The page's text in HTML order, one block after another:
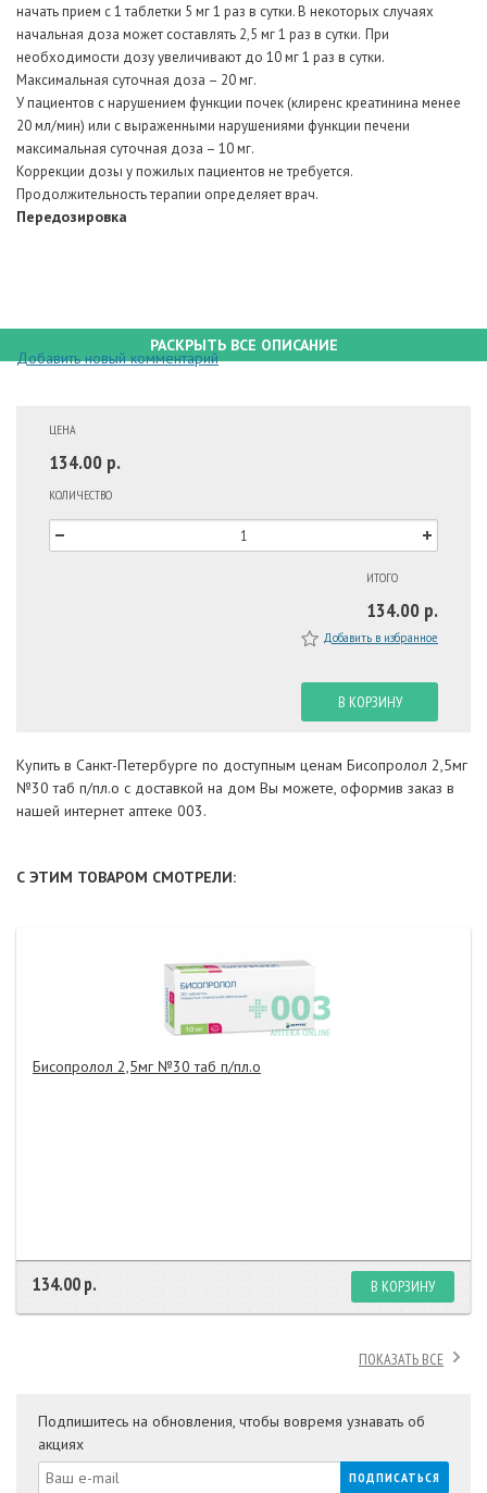
начать прием с 1 таблетки 5 мг 1 раз в сутки. В некоторых случаях
начальная доза может составлять 2,5 мг 1 раз в сутки. При
необходимости дозу увеличивают до 10 мг 1 раз в сутки.
Максимальная суточная доза – 20 мг.
У пациентов с нарушением функции почек (клиренс креатинина менее
20 мл/мин) или с выраженными нарушениями функции печени
максимальная суточная доза – 10 мг.
Коррекции дозы у пожилых пациентов не требуется.
Продолжительность терапии определяет врач.
Передозировка
РАСКРЫТЬ ВСЕ ОПИСАНИЕ
Добавить новый комментарий
ЦЕНА
134.00 р.
КОЛИЧЕСТВО
ИТОГО
134.00 р.
Добавить в избранное
В КОРЗИНУ
Купить в Санкт-Петербурге по доступным ценам Бисопролол 2,5мг
№30 таб п/пл.о с доставкой на дом Вы можете, оформив заказ в
нашей интернет аптеке 003.
С ЭТИМ ТОВАРОМ СМОТРЕЛИ:
Бисопролол 2,5мг №30 таб п/пл.о
134.00 р. В КОРЗИНУ
ПОКАЗАТЬ ВСЕ
Подпишитесь на обновления, чтобы вовремя узнавать об
акциях